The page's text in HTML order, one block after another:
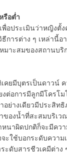
รือต่ำ
ประเมินว่าหญิงตั้ง
การต่าง ๆ เหล่านี้อ
มาะสมของสถานบริ
มีบุตรเป็นดาวน์ ค
งต่อการมีลูกมีโคร
อย่างเดียวมีประสิท
งน้ำที่สะสมบริเวณ
นาผิดปกติก็จะมีคว
ะใช้บอกระดับความ
บสารชีวเคมีต่าง